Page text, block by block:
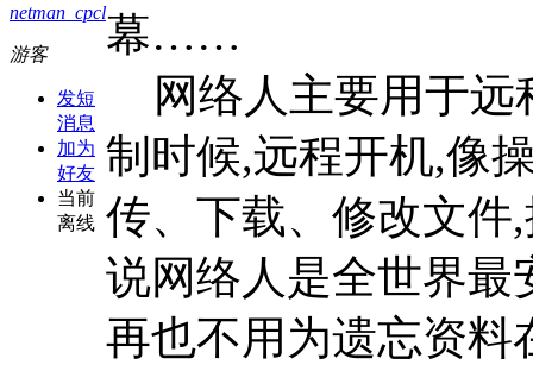
netman_cpcl
游客
发短
消息
加为
好友
当前
离线
幕……
网络人主要用于远
制时候,远程开机,像
传、下载、修改文件
说网络人是全世界最
再也不用为遗忘资料